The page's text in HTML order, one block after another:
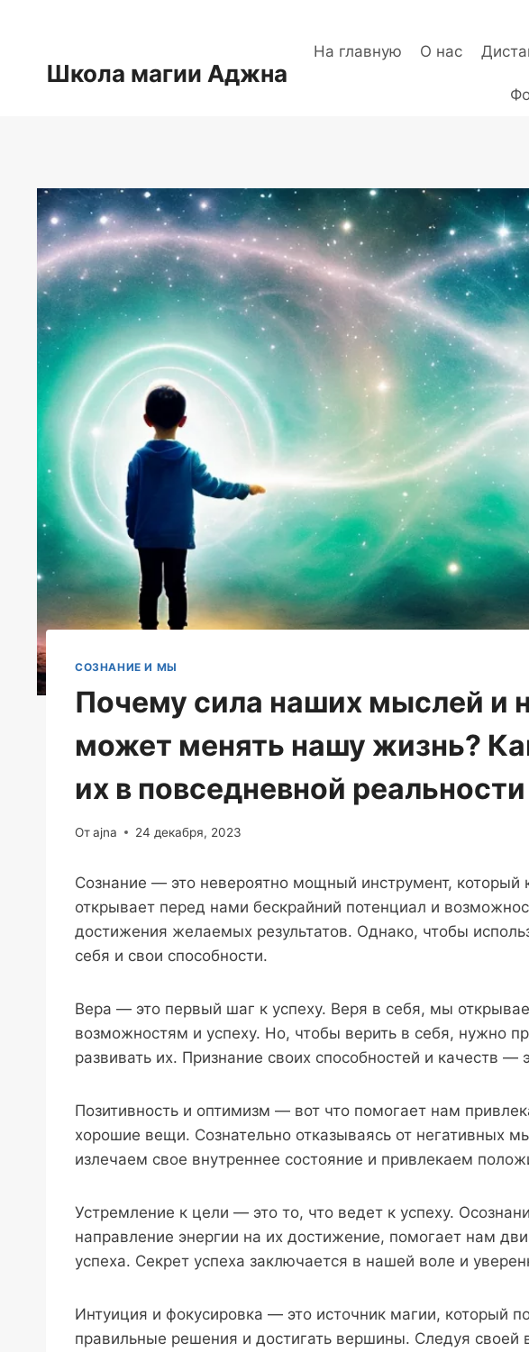
Школа магии Аджна
На главную О нас
СОЗНАНИЕ И МЫ
Почему сила наших мыслей и
может менять нашу жизнь?
их в повседневной реальности
Отajna 24 декабря, 2023
Сознание — это невероятно мощный инструмент,
открывает перед нами бескрайний потенциал и
достижения желаемых результатов. Однако, чтобы
себя и свои способности.
Вера — это первый шаг к успеху. Веря в себя, мы
возможностям и успеху. Но, чтобы верить в себя, нужно
развивать их. Признание своих способностей и качеств —
Позитивность и оптимизм — вот что помогает нам
хорошие вещи. Сознательно отказываясь от негативных
излечаем свое внутреннее состояние и привлекаем
Устремление к цели — это то, что ведет к успеху.
направление энергии на их достижение, помогает нам
успеха. Секрет успеха заключается в нашей воле и
Интуиция и фокусировка — это источник магии, который
правильные решения и достигать вершины. Следуя своей